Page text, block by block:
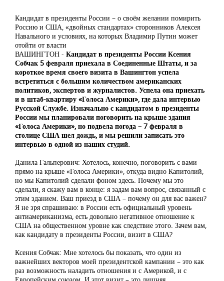
Кандидат в президенты России – о своём желании помирить
Россию и США, «двойных стандартах» сторонников Алексея
Навального и условиях, на которых Владимир Путин может
отойти от власти
ВАШИНГТОН - Кандидат в президенты России Ксения
Собчак 5 февраля приехала в Соединенные Штаты, и за
короткое время своего визита в Вашингтон успела
встретиться с большим количеством американских
политиков, экспертов и журналистов. Успела она приехать
и в штаб-квартиру «Голоса Америки», где дала интервью
Русской Службе. Изначально с кандидатом в президенты
России мы планировали поговорить на крыше здания
«Голоса Америки», но подвела погода – 7 февраля в
столице США шел дождь, и мы решили записать это
интервью в одной из наших студий.
Данила Гальперович: Хотелось, конечно, поговорить с вами
прямо на крыше «Голоса Америки», откуда видно Капитолий,
но мы Капитолий сделали фоном здесь. Почему мы это
сделали, я скажу вам в конце: я задам вам вопрос, связанный с
этим зданием. Ваш приезд в США – почему он для вас важен?
Я не зря спрашиваю: в России есть официальный уровень
антиамериканизма, есть довольно негативное отношение к
США на общественном уровне как следствие этого. Зачем вам,
как кандидату в президенты России, визит в США?
Ксения Собчак: Мне хотелось бы показать, что один из
важнейших векторов моей президентской кампании – это как
раз возможность наладить отношения и с Америкой, и с